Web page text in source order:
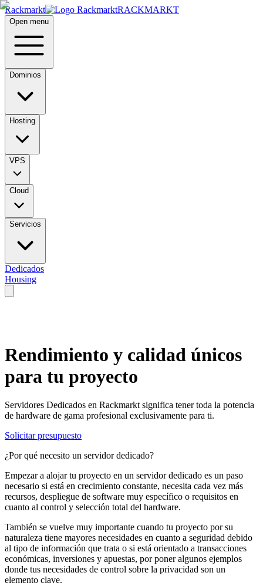
Rackmarkt RACKMARKT
Open menu
Dominios
Hosting
VPS
Cloud
Servicios
Dedicados
Housing
Rendimiento y calidad únicos
para tu proyecto
Servidores Dedicados en Rackmarkt significa tener toda la potencia
de hardware de gama profesional exclusivamente para ti.
Solicitar presupuesto
¿Por qué necesito un servidor dedicado?
Empezar a alojar tu proyecto en un servidor dedicado es un paso
necesario si está en crecimiento constante, necesita cada vez más
recursos, despliegue de software muy específico o requisitos en
cuanto al control y selección total del hardware.
También se vuelve muy importante cuando tu proyecto por su
naturaleza tiene mayores necesidades en cuanto a seguridad debido
al tipo de información que trata o si está orientado a transacciones
económicas, inversiones y apuestas, por poner algunos ejemplos
donde tus necesidades de control sobre la privacidad son un
elemento clave.